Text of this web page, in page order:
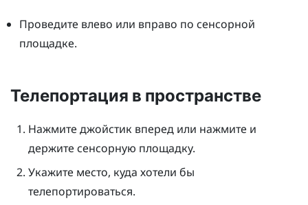
Проведите влево или вправо по сенсорной
площадке.
Телепортация в пространстве
Нажмите джойстик вперед или нажмите и
держите сенсорную площадку.
Укажите место, куда хотели бы
телепортироваться.